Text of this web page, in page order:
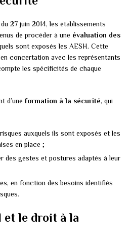
27 juin 2014, les établissements
de procéder à une évaluation des
sont exposés les AESH. Cette
concertation avec les représentants
les spécificités de chaque
d’une formation à la sécurité, qui
auxquels ils sont exposés et les
en place ;
des gestes et postures adaptés à leur
en fonction des besoins identifiés
et le droit à la